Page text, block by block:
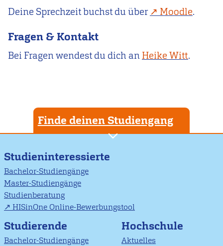
Deine Sprechzeit buchst du über
Moodle.
Fragen & Kontakt
Bei Fragen wendest du dich an Heike Witt.
Finde deinen Studiengang
Studieninteressierte
Bachelor-Studiengänge
Master-Studiengänge
Studienberatung
HISinOne Online-Bewerbungstool
Studierende
Bachelor-Studiengänge
Hochschule
Aktuelles